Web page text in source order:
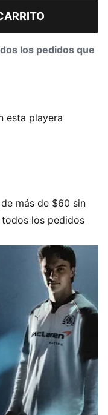
los pedidos que
esta playera
Presenta una gran
las carreras. Sus
te lleve
20% de algodón
más de $60 sin
los pedidos